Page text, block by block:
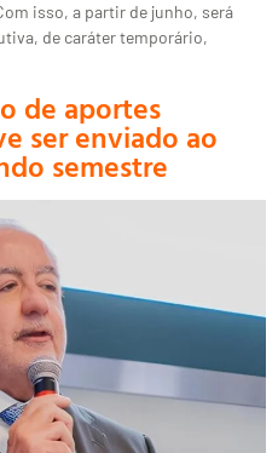
isso, a partir de junho, será
de caráter temporário,
de aportes
ser enviado ao
semestre